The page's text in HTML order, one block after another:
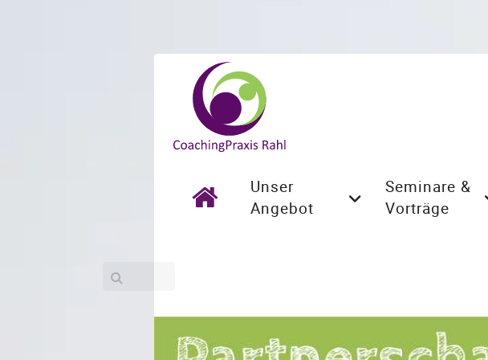
Unser
Angebot
Seminare &
Vorträge